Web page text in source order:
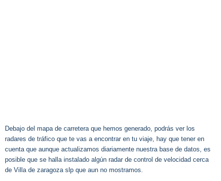
Debajo del mapa de carretera que hemos generado, podrás ver los
radares de tráfico que te vas a encontrar en tu viaje, hay que tener en
cuenta que aunque actualizamos diariamente nuestra base de datos, es
posible que se halla instalado algún radar de control de velocidad cerca
de Villa de zaragoza slp que aun no mostramos.